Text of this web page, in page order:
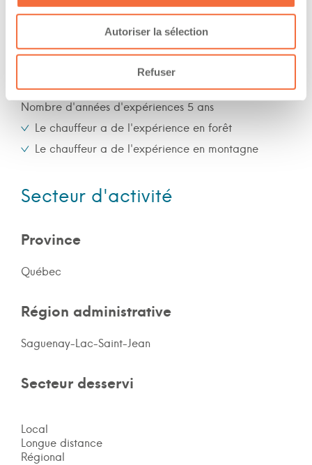
Autoriser la sélection
Refuser
Nombre d'années d'expériences 5 ans
Le chauffeur a de l'expérience en forêt
Le chauffeur a de l'expérience en montagne
Secteur d'activité
Province
Québec
Région administrative
Saguenay-Lac-Saint-Jean
Secteur desservi
Local
Longue distance
Régional